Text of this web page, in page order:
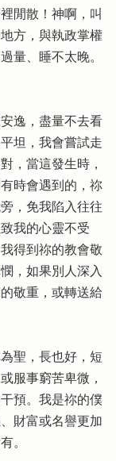
閒散！神啊，叫
方，與執政掌權
量、睡不太晚。
逸，盡量不去看
坦，我會嘗試走
，當這發生時，
時會遇到的，祢
，免我陷入往往
我的心靈不受
得到祢的教會敬
，如果別人深入
敬重，或轉送給
聖，長也好，短
服事窮苦卑微，
預。我是祢的僕
財富或名譽更加
。